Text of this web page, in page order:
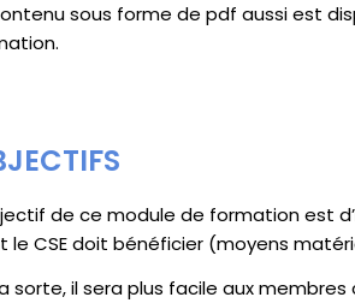
sous forme de pdf aussi est
de ce module de formation est
le CSE doit bénéficier (moyens
sorte, il sera plus facile aux